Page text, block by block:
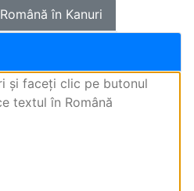
Română în Kanuri